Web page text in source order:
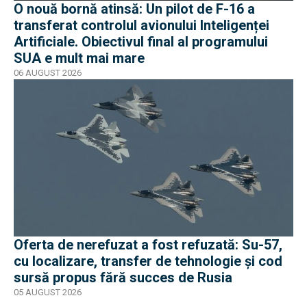
O nouă bornă atinsă: Un pilot de F-16 a
transferat controlul avionului Inteligenței
Artificiale. Obiectivul final al programului
SUA e mult mai mare
06 AUGUST 2026
Oferta de nerefuzat a fost refuzată: Su-57,
cu localizare, transfer de tehnologie și cod
sursă propus fără succes de Rusia
05 AUGUST 2026